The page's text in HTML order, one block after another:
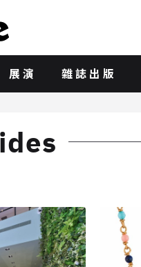
展演 雜誌出版